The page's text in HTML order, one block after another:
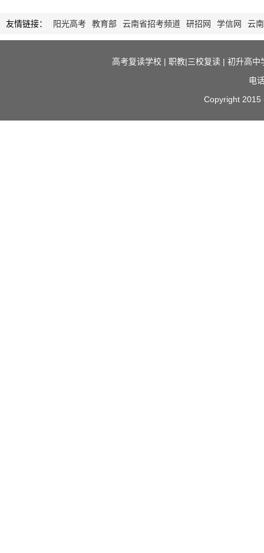
友情链接： 阳光高考 教育部 云南省招考频道 研招网 学信网 云
高考复读学校| 职教|三校复读| 初升高中
电
Copyright